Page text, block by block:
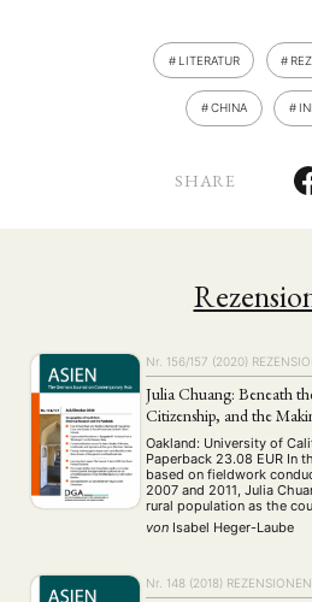
LITERATUR
CHINA
SHARE
Nr. 156/157 (2020)
Julia Chuang: Beneath
Citizenship, and the
Oakland: University of
Paperback 23.08 EUR In
based on fieldwork
2007 and 2011, Julia
rural population as the
growth through cheap
rural urbanization. To
von Isabel Heger-Laube
Nr. 148 (2018) REZENSIONEN